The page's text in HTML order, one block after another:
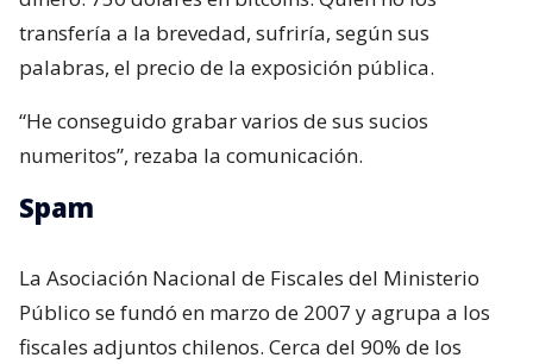
transfería a la brevedad, sufriría, según sus
palabras, el precio de la exposición pública.
“He conseguido grabar varios de sus sucios
numeritos”, rezaba la comunicación.
Spam
La Asociación Nacional de Fiscales del Ministerio
Público se fundó en marzo de 2007 y agrupa a los
fiscales adjuntos chilenos. Cerca del 90% de los